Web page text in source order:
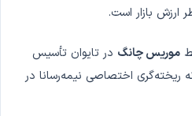
ارزش بازار است.
موریس چانگ در تایوان تأسیس
ریخته‌گری اختصاصی نیمه‌رسانا در